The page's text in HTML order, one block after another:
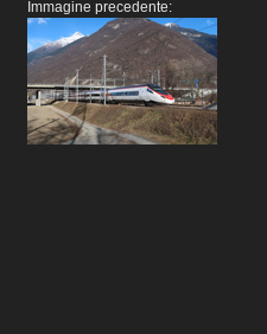
Immagine precedente: